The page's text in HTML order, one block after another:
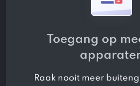
Toegang op
Raak nooit meer